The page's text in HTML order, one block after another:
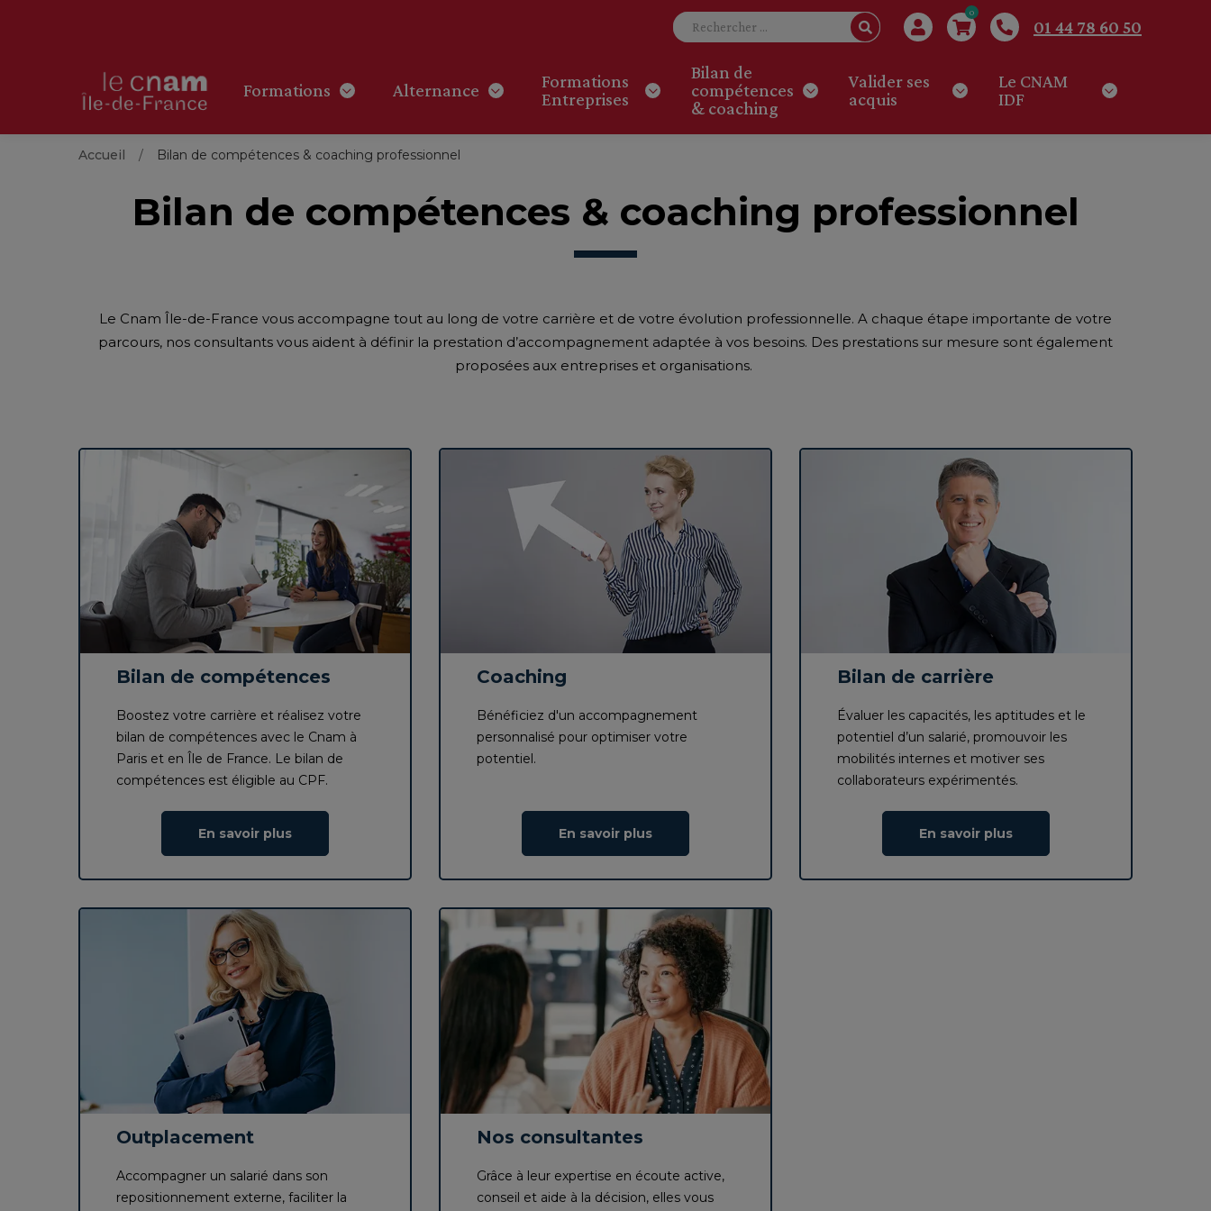
0
01 44 78 60 50
Formations Alternance
Formations
Entreprises
Bilan de
compétences
& coaching
Valider ses
acquis
Le CNAM
IDF
Accueil Bilan de compétences & coaching professionnel
Bilan de compétences & coaching professionnel
Le Cnam Île-de-France vous accompagne tout au long de votre carrière et de votre évolution professionnelle. A chaque étape importante de votre
parcours, nos consultants vous aident à définir la prestation d’accompagnement adaptée à vos besoins. Des prestations sur mesure sont également
proposées aux entreprises et organisations.
Bilan de compétences
Boostez votre carrière et réalisez votre
bilan de compétences avec le Cnam à
Paris et en Île de France. Le bilan de
compétences est éligible au CPF.
En savoir plus
Coaching
Bénéficiez d'un accompagnement
personnalisé pour optimiser votre
potentiel.
En savoir plus
Bilan de carrière
Évaluer les capacités, les aptitudes et le
potentiel d’un salarié, promouvoir les
mobilités internes et motiver ses
collaborateurs expérimentés.
En savoir plus
Outplacement
Accompagner un salarié dans son
repositionnement externe, faciliter la
Nos consultantes
Grâce à leur expertise en écoute active,
conseil et aide à la décision, elles vous